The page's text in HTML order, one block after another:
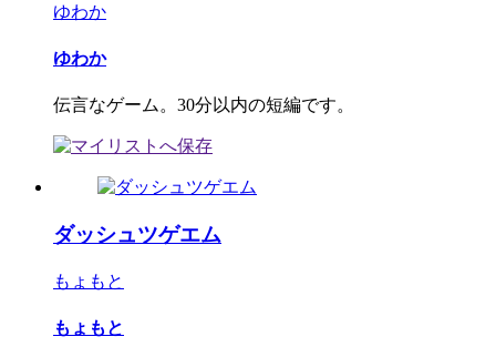
ゆわか
ゆわか
伝言なゲーム。30分以内の短編です。
ダッシュツゲエム
もょもと
もょもと